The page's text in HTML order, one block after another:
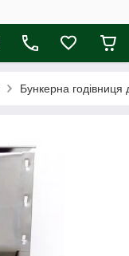
Бункерна годівниця